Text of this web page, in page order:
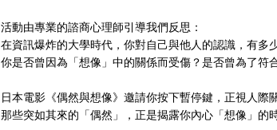
活動由專業的諮商心理師引導我們反思：
在資訊爆炸的大學時代，你對自己與他人的認識，有
你是否曾因為「想像」中的關係而受傷？是否曾為了符
日本電影《偶然與想像》邀請你按下暫停鍵，正視人際
那些突如其來的「偶然」，正是揭露你內心「想像」的時